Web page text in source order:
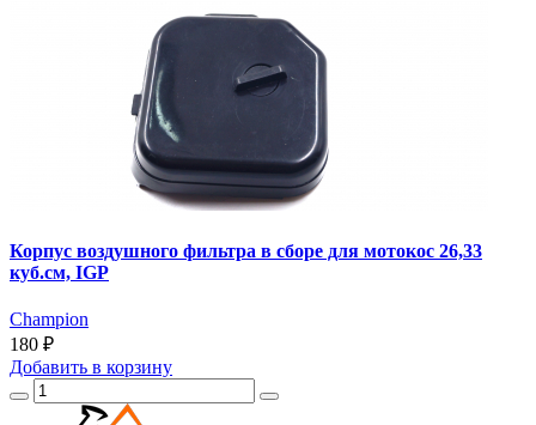
Корпус воздушного фильтра в сборе для мотокос 26,33
куб.см, IGP
Champion
180 ₽
Добавить в корзину